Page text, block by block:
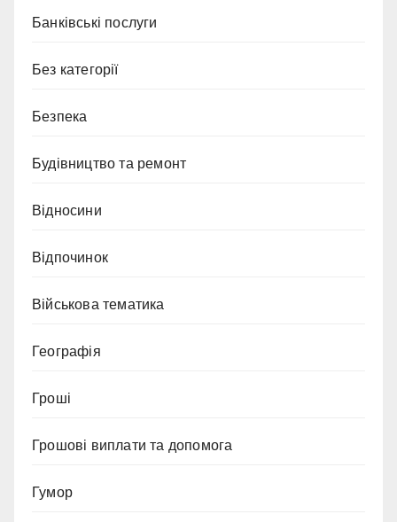
Банківські послуги
Без категорії
Безпека
Будівництво та ремонт
Відносини
Відпочинок
Військова тематика
Географія
Гроші
Грошові виплати та допомога
Гумор